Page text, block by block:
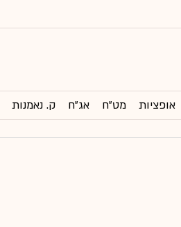
אופציות מט"ח אג"ח ק. נאמנות